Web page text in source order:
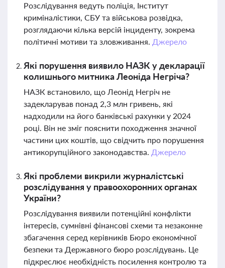
Розслідування ведуть поліція, Інститут
криміналістики, СБУ та військова розвідка,
розглядаючи кілька версій інциденту, зокрема
політичні мотиви та зловживання. Джерело
Які порушення виявило НАЗК у декларації
колишнього митника Леоніда Негріча?
НАЗК встановило, що Леонід Негріч не
задекларував понад 2,3 млн гривень, які
надходили на його банківські рахунки у 2024
році. Він не зміг пояснити походження значної
частини цих коштів, що свідчить про порушення
антикорупційного законодавства. Джерело
Які проблеми викрили журналістські
розслідування у правоохоронних органах
України?
Розслідування виявили потенційні конфлікти
інтересів, сумнівні фінансові схеми та незаконне
збагачення серед керівників Бюро економічної
безпеки та Державного бюро розслідувань. Це
підкреслює необхідність посилення контролю та